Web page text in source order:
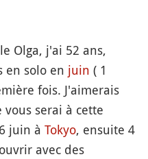
Olga, j'ai 52 ans,
en solo en juin ( 1
fois. J'aimerais
serai à cette
juin à Tokyo, ensuite 4
avec des